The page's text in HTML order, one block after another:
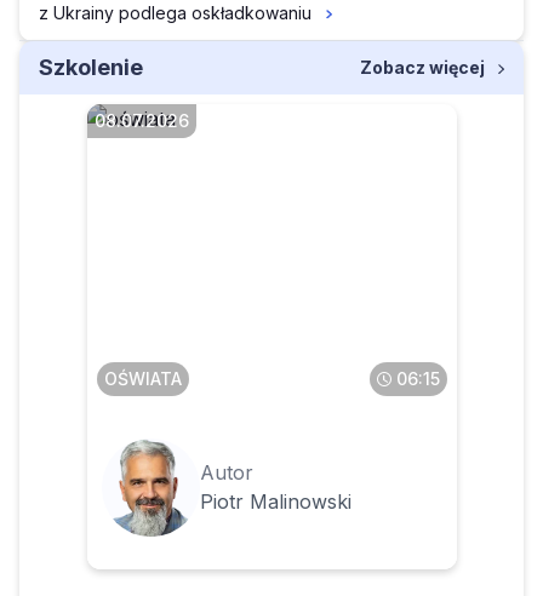
z Ukrainy podlega oskładkowaniu
Szkolenie Zobacz więcej
08.07.2026
OŚWIATA 06:15
Autor
Piotr Malinowski